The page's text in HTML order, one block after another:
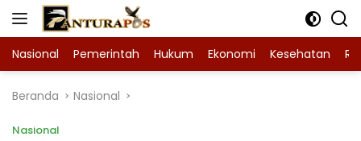
Langsung
Nasional Pemerintah Hukum Ekonomi Kesehatan
Beranda Nasional
Nasional